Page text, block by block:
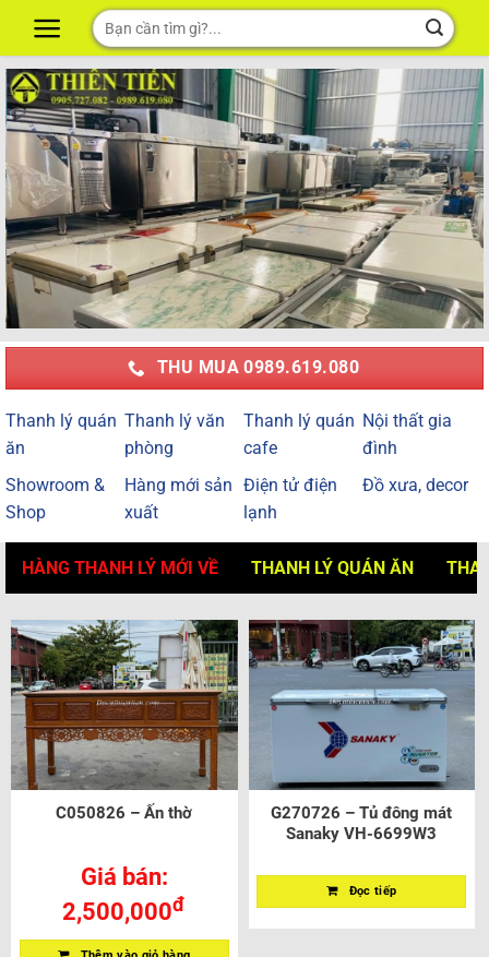
content
Tìm
kiếm:
THU MUA 0989.619.080
Thanh lý quán
ăn
Thanh lý văn
phòng
Thanh lý quán
cafe
Nội thất gia
đình
Showroom &
Shop
Hàng mới sản
xuất
Điện tử điện
lạnh
Đồ xưa, decor
HÀNG THANH LÝ MỚI VỀ THANH LÝ QUÁN ĂN
C050826 – Ấn thờ
Giá bán:
2,500,000đ
G270726 – Tủ đông mát
Sanaky VH-6699W3
Đọc tiếp